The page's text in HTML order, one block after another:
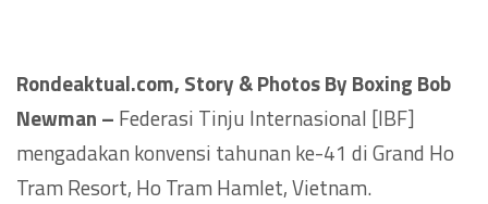
Rondeaktual.com, Story & Photos By Boxing Bob
Newman – Federasi Tinju Internasional [IBF]
mengadakan konvensi tahunan ke-41 di Grand Ho
Tram Resort, Ho Tram Hamlet, Vietnam.